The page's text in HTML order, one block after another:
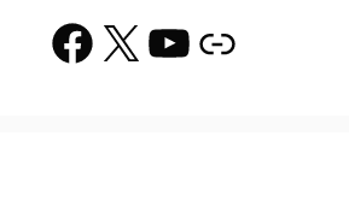
Facebook
X YouTube
Link